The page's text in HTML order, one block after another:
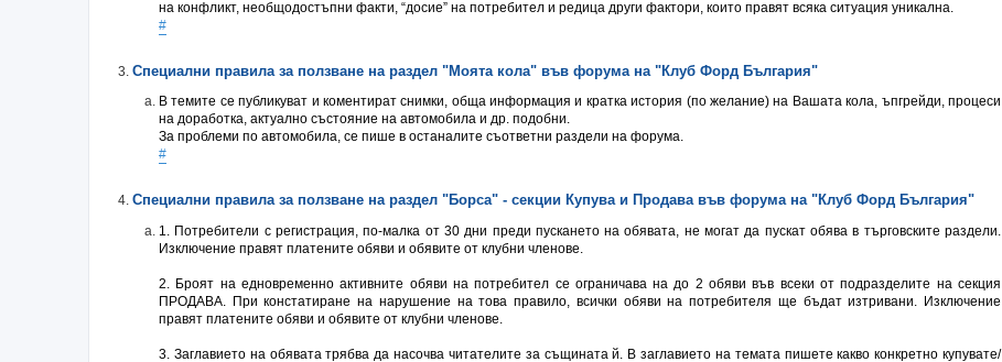
на конфликт, необщодостъпни факти, “досие” на потребител и редица други фактори, които правят всяка ситуация уникална.
#
Специални правила за ползване на раздел "Моята кола" във форумa на "Клуб Форд България"
В темите се публикуват и коментират снимки, обща информация и кратка история (по желание) на Вашата кола, ъпгрейди, процеси
на доработка, актуално състояние на автомобила и др. подобни.
За проблеми по автомобила, се пише в останалите съответни раздели на форума.
#
Специални правила за ползване на раздел "Борса" - секции Купува и Продава във форумa на "Клуб Форд България"
1. Потребители с регистрация, по-малка от 30 дни преди пускането на обявата, не могат да пускат обява в търговските раздели.
Изключение правят платените обяви и обявите от клубни членове.
2. Броят на едновременно активните обяви на потребител се ограничава на до 2 обяви във всеки от подразделите на секция
ПРОДАВА. При констатиране на нарушение на това правило, всички обяви на потребителя ще бъдат изтривани. Изключение
правят платените обяви и обявите от клубни членове.
3. Заглавието на обявата трябва да насочва читателите за същината й. В заглавието на темата пишете какво конкретно купувате/